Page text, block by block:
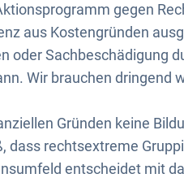
gegen
aus Kostengründen
oder Sachbeschädigung
Wir brauchen dringend
Gründen keine
dass rechtsextreme
entscheidet mit